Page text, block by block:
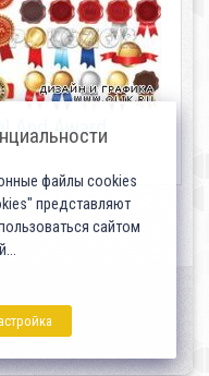
And Award
файлы cookies
представляют
сайтом